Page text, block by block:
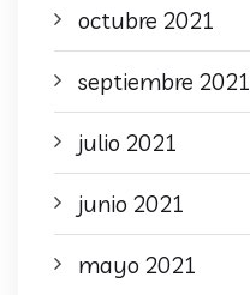
octubre 2021
septiembre 2021
julio 2021
junio 2021
mayo 2021